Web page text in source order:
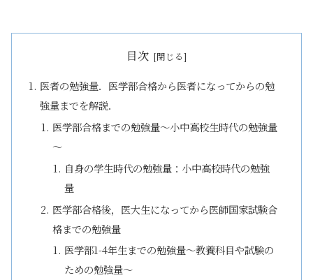
目次
医者の勉強量．医学部合格から医者になってからの勉
強量までを解説．
医学部合格までの勉強量～小中高校生時代の勉強量
～
自身の学生時代の勉強量：小中高校時代の勉強
量
医学部合格後，医大生になってから医師国家試験合
格までの勉強量
医学部1-4年生までの勉強量～教養科目や試験の
ための勉強量～